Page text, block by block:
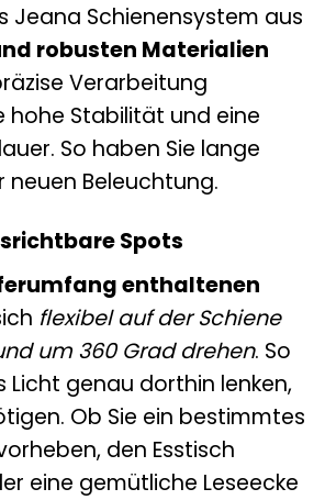
Jeana Schienensystem aus
robusten Materialien
Verarbeitung
hohe Stabilität und eine
So haben Sie lange
neuen Beleuchtung.
Spots
enthaltenen
flexibel auf der Schiene
um 360 Grad drehen. So
Licht genau dorthin lenken,
Ob Sie ein bestimmtes
den Esstisch
eine gemütliche Leseecke